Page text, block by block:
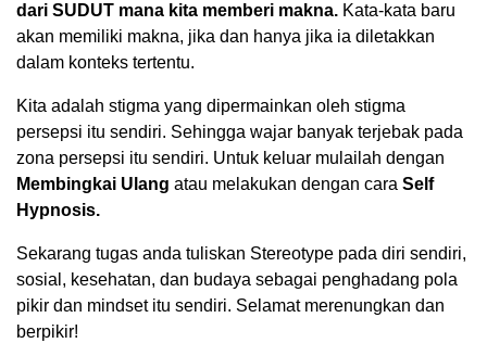
dari SUDUT mana kita memberi makna. Kata-kata baru
akan memiliki makna, jika dan hanya jika ia diletakkan
dalam konteks tertentu.
Kita adalah stigma yang dipermainkan oleh stigma
persepsi itu sendiri. Sehingga wajar banyak terjebak pada
zona persepsi itu sendiri. Untuk keluar mulailah dengan
Membingkai Ulang atau melakukan dengan cara Self
Hypnosis.
Sekarang tugas anda tuliskan Stereotype pada diri sendiri,
sosial, kesehatan, dan budaya sebagai penghadang pola
pikir dan mindset itu sendiri. Selamat merenungkan dan
berpikir!